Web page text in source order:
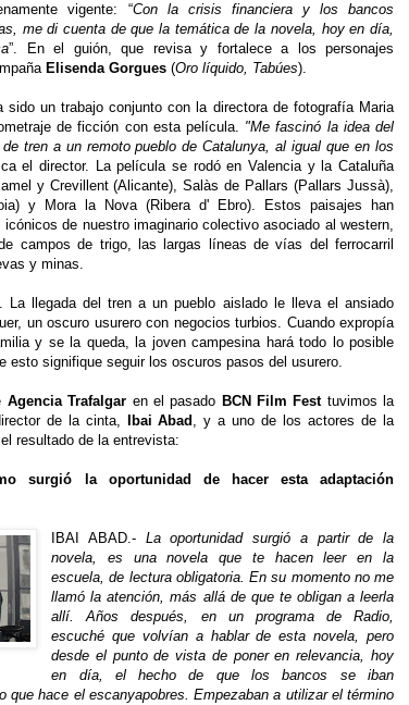
vigente: “Con la crisis financiera y los bancos
me di cuenta de que la temática de la novela, hoy en día,
”. En el guión, que revisa y fortalece a los personajes
Elisenda Gorgues (Oro líquido, Tabúes).
sido un trabajo conjunto con la directora de fotografía Maria
de ficción con esta película. "Me fascinó la idea del
tren a un remoto pueblo de Catalunya, al igual que en los
el director. La película se rodó en Valencia y la Cataluña
y Crevillent (Alicante), Salàs de Pallars (Pallars Jussà),
y Mora la Nova (Ribera d' Ebro). Estos paisajes han
de nuestro imaginario colectivo asociado al western,
campos de trigo, las largas líneas de vías del ferrocarril
y minas.
llegada del tren a un pueblo aislado le lleva el ansiado
un oscuro usurero con negocios turbios. Cuando expropía
y se la queda, la joven campesina hará todo lo posible
esto signifique seguir los oscuros pasos del usurero.
AgenciaTrafalgar en el pasado BCN Film Festtuvimos la
de la cinta,
Ibai Abad , y a uno de los actores de la
resultado de la entrevista:
surgió la oportunidad de hacer esta adaptación
IBAI ABAD.- La oportunidad surgió a partir de la
novela, es una novela que te hacen leer en la
escuela, de lectura obligatoria. En su momento no me
llamó la atención, más allá de que te obligan a leerla
allí. Años después, en un programa de Radio,
escuché que volvían a hablar de esta novela, pero
desde el punto de vista de poner en relevancia, hoy
en día, el hecho de que los bancos se iban
que hace el escanyapobres. Empezaban a utilizar el término